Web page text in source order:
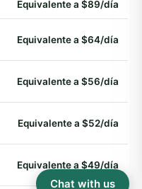
Equivalente a $89/día
Equivalente a $64/día
Equivalente a $56/día
Equivalente a $52/día
Equivalente a $49/día
Chat with us